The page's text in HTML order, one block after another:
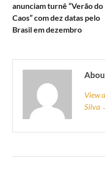
anunciam turnê “Verão do
Caos” com dez datas pelo
Brasil em dezembro
View
Silva